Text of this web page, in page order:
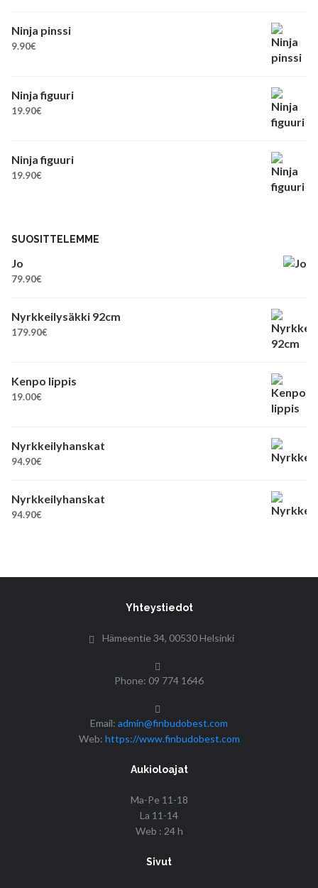
Ninja pinssi
9.90€
Ninja figuuri
19.90€
Ninja figuuri
19.90€
SUOSITTELEMME
Jo
79.90€
Nyrkkeilysäkki 92cm
179.90€
Kenpo lippis
19.00€
Nyrkkeilyhanskat
94.90€
Nyrkkeilyhanskat
94.90€
Yhteystiedot
Hämeentie 34, 00530 Helsinki
Phone: 09 774 1646
Email: admin@finbudobest.com
Web: https://www.finbudobest.com
Aukioloajat
Ma-Pe 11-18
La 11-14
Web : 24 h
Sivut